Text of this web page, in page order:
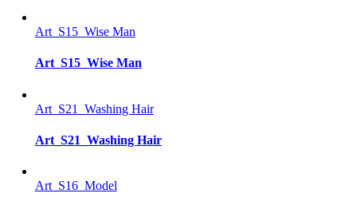
Art_S15_Wise Man
Art_S15_Wise Man
Art_S21_Washing Hair
Art_S21_Washing Hair
Art_S16_Model